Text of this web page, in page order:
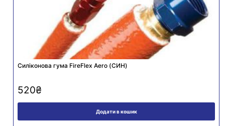
Силіконова гума FireFlex Aero (СИН)
520₴
Додати в кошик